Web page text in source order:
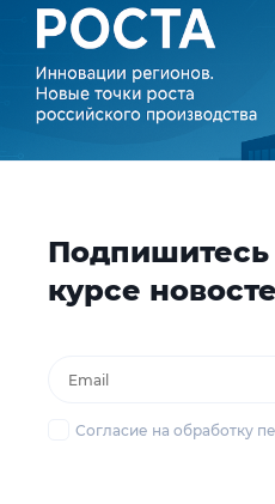
Подпишитесь
курсе
Согласие на обработку